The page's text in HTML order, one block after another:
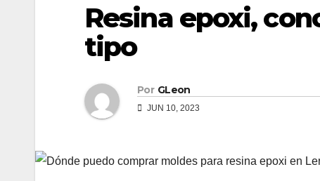
Resina epoxi,
tipo
Por GLeon
JUN 10, 2023